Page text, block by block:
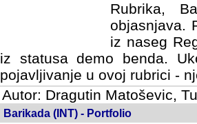
Rubrika,
objasnjava.
iz naseg
iz statusa demo benda.
pojavljivanje u ovoj rubrici -
Autor: Dragutin Matoševic,
Barikada (INT) - Portfolio